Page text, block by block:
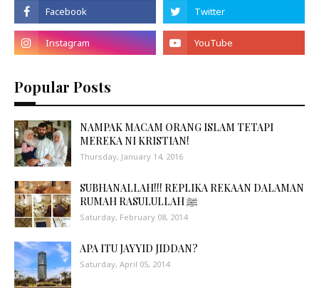
Popular Posts
NAMPAK MACAM ORANG ISLAM TETAPI
MEREKA NI KRISTIAN!
Thursday, January 14, 2016
SUBHANALLAH!!! REPLIKA REKAAN DALAMAN
RUMAH RASULULLAH ﷺ
Saturday, February 08, 2014
APA ITU JAYYID JIDDAN?
Saturday, April 05, 2014